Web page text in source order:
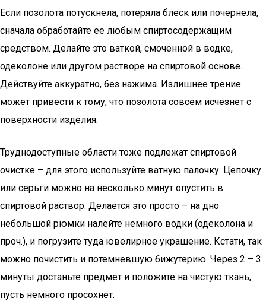
Если позолота потускнела, потеряла блеск или почернела,
сначала обработайте ее любым спиртосодержащим
средством. Делайте это ваткой, смоченной в водке,
одеколоне или другом растворе на спиртовой основе.
Действуйте аккуратно, без нажима. Излишнее трение
может привести к тому, что позолота совсем исчезнет с
поверхности изделия.
Труднодоступные области тоже подлежат спиртовой
очистке – для этого используйте ватную палочку. Цепочку
или серьги можно на несколько минут опустить в
спиртовой раствор. Делается это просто – на дно
небольшой рюмки налейте немного водки (одеколона и
проч.), и погрузите туда ювелирное украшение. Кстати, так
можно почистить и потемневшую бижутерию. Через 2 – 3
минуты достаньте предмет и положите на чистую ткань,
пусть немного просохнет.